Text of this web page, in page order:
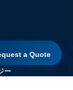
ー
a Quote
a Quote